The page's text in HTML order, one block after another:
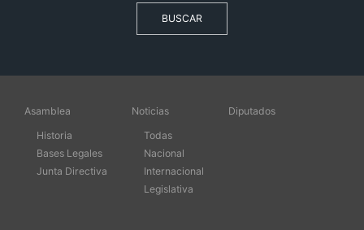
BUSCAR
Asamblea
Historia
Bases Legales
Junta Directiva
Noticias
Todas
Nacional
Internacional
Legislativa
Diputados